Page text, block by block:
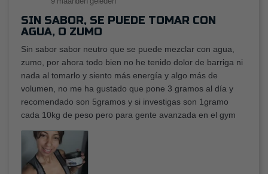
SIN SABOR, SE PUEDE TOMAR CON
AGUA, O ZUMO
Sin sabor sabor neutro que se puede mezclar con agua,
zumo, por ahora todo bien no he tenido dolor de barriga ni
nada al tomarlo y siento más energía y algo más de
volumen, no me ha gustado que pone 3 gramos al día y
recomendado son 5gramos y si investigas son 1gramo
cada 10kg de peso pero para gente avanzada en el gym